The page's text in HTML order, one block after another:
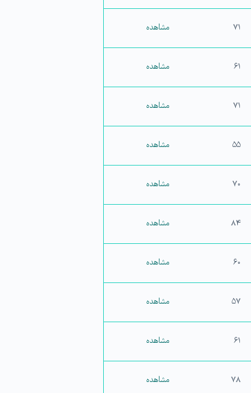
۷۱ مشاهده
۶۱ مشاهده
۷۱ مشاهده
۵۵ مشاهده
۷۰ مشاهده
۸۴ مشاهده
۶۰ مشاهده
۵۷ مشاهده
۶۱ مشاهده
۷۸ مشاهده